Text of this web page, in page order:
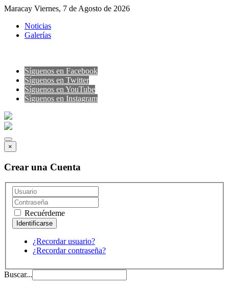
Maracay Viernes, 7 de Agosto de 2026
Noticias
Galerías
Síguenos en Facebook
Síguenos en Twitter
Síguenos en YouTube
Sìguenos en Instagram
×
Crear una Cuenta
Recuérdeme
¿Recordar usuario?
¿Recordar contraseña?
Buscar...